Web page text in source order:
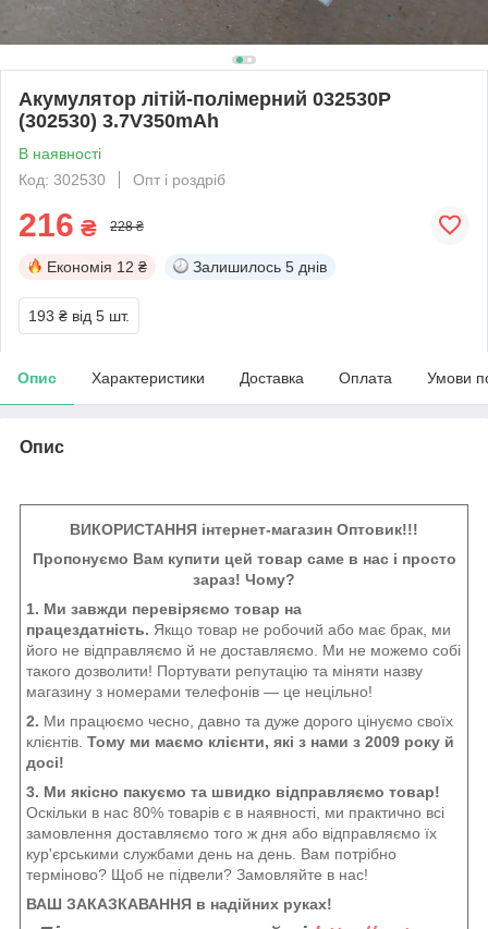
Акумулятор літій-полімерний 032530P
(302530) 3.7V350mAh
В наявності
Код: 302530
Опт і роздріб
216 ₴ 228 ₴
Економія 12 ₴ Залишилось 5 днів
193 ₴ від 5 шт.
Опис Характеристики Доставка Оплата Умови
Опис
ВИКОРИСТАННЯ інтернет-магазин Оптовик!!!
Пропонуємо Вам купити цей товар саме в нас і просто
зараз! Чому?
1. Ми завжди перевіряємо товар на
працездатність. Якщо товар не робочий або має брак, ми
його не відправляємо й не доставляємо. Ми не можемо собі
такого дозволити! Портувати репутацію та міняти назву
магазину з номерами телефонів — це нецільно!
2. Ми працюємо чесно, давно та дуже дорого цінуємо своїх
клієнтів. Тому ми маємо клієнти, які з нами з 2009 року й
досі!
3. Ми якісно пакуємо та швидко відправляємо товар!
Оскільки в нас 80% товарів є в наявності, ми практично всі
замовлення доставляємо того ж дня або відправляємо їх
кур'єрськими службами день на день. Вам потрібно
терміново? Щоб не підвели? Замовляйте в нас!
ВАШ ЗАКАЗКАВАННЯ в надійних руках!